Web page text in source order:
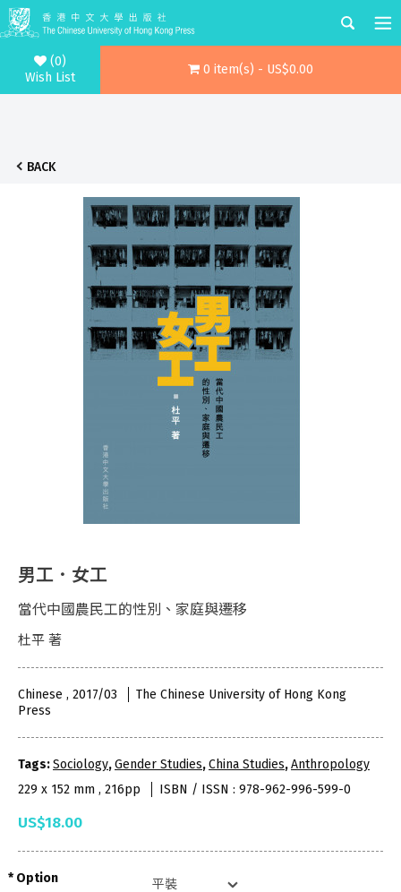
(0)
Wish List
0 item(s) - US$0.00
BACK
男工．女工
當代中國農民工的性別、家庭與遷移
杜平 著
Chinese , 2017/03
The Chinese University of Hong Kong
Press
Tags:Sociology,Gender Studies,China Studies,Anthropology
229 x 152 mm , 216pp
ISBN / ISSN : 978-962-996-599-0
US$18.00
Option